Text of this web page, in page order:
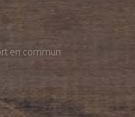
en commun